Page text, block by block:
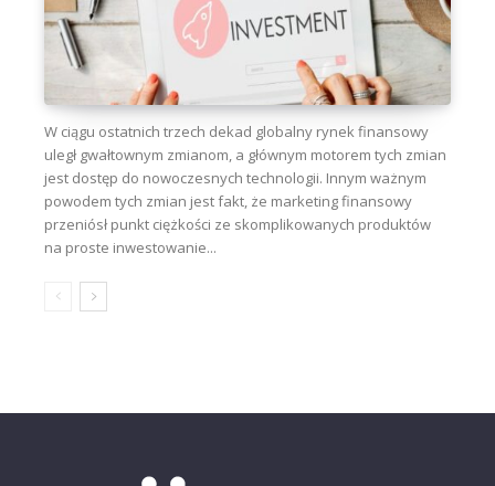
W ciągu ostatnich trzech dekad globalny rynek finansowy
uległ gwałtownym zmianom, a głównym motorem tych zmian
jest dostęp do nowoczesnych technologii. Innym ważnym
powodem tych zmian jest fakt, że marketing finansowy
przeniósł punkt ciężkości ze skomplikowanych produktów
na proste inwestowanie...